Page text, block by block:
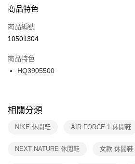
３．安心：先確認商品／服務後，再付款。
【「AFTEE先享後付」結帳流程】
１．於結帳方式選擇「AFTEE先享後付」後，將
２．訂單成立數日內，您將收到繳費通知簡訊。
３．收到繳費通知簡訊後14天內，點擊此簡訊中
ATM／網路銀行／等多元方式進行付款，方視為
※ 交易是否成功請以「AFTEE先享後付 」之結
是否繳費成功／繳費後需取消欲退款等相關疑問
客戶支援中心」
https://
１．透過由恩沛科技股份有限公司提供之「
每筆NT$100，滿NT$1,500(含以上)免運費
宅配
每筆NT$100，滿NT$1,500(含以上)免運費
付款後門市自取
每筆NT$100，滿NT$1,500(含以上)免運費
商品特色
商品編號
10501304
商品特色
HQ3905500
相關分類
NIKE 休閒鞋 AIR FORCE 1 休閒鞋
NEXT NATURE 休閒鞋 女款 休閒鞋